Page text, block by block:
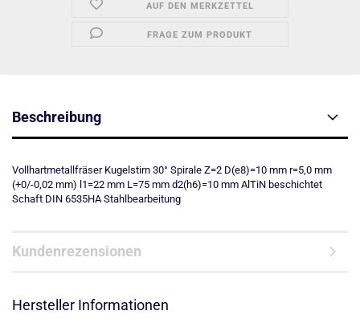
AUF DEN MERKZETTEL
FRAGE ZUM PRODUKT
Beschreibung
Vollhartmetallfräser Kugelstirn 30° Spirale Z=2 D(e8)=10 mm r=5,0 mm
(+0/-0,02 mm) l1=22 mm L=75 mm d2(h6)=10 mm AlTiN beschichtet
Schaft DIN 6535HA Stahlbearbeitung
Kundenrezensionen
Hersteller Informationen